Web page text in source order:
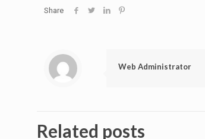
Share
Web Administrator
Related posts